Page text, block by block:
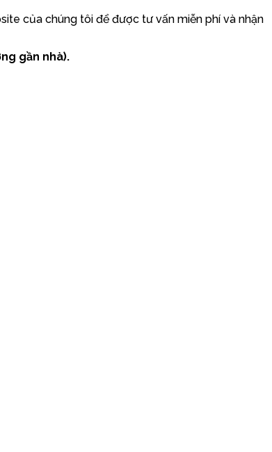
của chúng tôi để được tư vấn miễn phí và nhận
gần nhà).